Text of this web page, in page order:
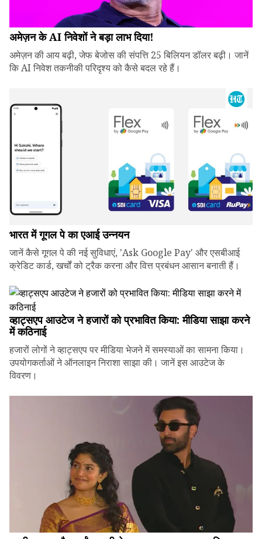
अमेज़न के AI निवेशों ने बड़ा लाभ दिया!
अमेज़न की आय बढ़ी, जेफ बेजोस की संपत्ति 25 बिलियन डॉलर बढ़ी। जानें
कि AI निवेश तकनीकी परिदृश्य को कैसे बदल रहे हैं।
भारत में गूगल पे का एआई उन्नयन
जानें कैसे गूगल पे की नई सुविधाएं, 'Ask Google Pay' और एसबीआई
क्रेडिट कार्ड, खर्चों को ट्रैक करना और वित्त प्रबंधन आसान बनाती हैं।
व्हाट्सएप आउटेज ने हजारों को प्रभावित किया: मीडिया साझा करने
में कठिनाई
हजारों लोगों ने व्हाट्सएप पर मीडिया भेजने में समस्याओं का सामना किया।
उपयोगकर्ताओं ने ऑनलाइन निराशा साझा की। जानें इस आउटेज के
विवरण।